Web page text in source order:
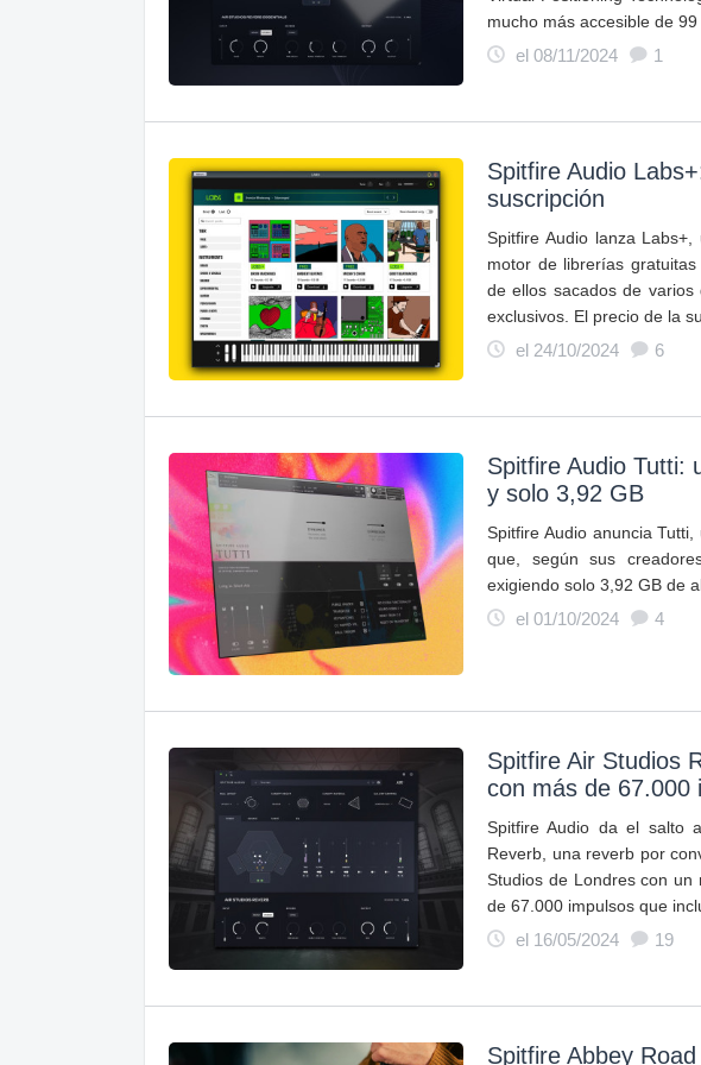
mucho más accesible de 99
el 08/11/2024
1
Spitfire Audio
suscripción
Spitfire Audio lanza
motor de librerías
de ellos sacados de
exclusivos. El precio de la
el 24/10/2024
6
Spitfire Audio Tutti:
y solo 3,92 GB
Spitfire Audio anuncia
que, según sus
exigiendo solo 3,92 GB de
el 01/10/2024
4
Spitfire Air Studios
con más de 67.000
Spitfire Audio da el salto
Reverb, una reverb por
Studios de Londres con
de 67.000 impulsos que
el 16/05/2024
19
Spitfire Abbey